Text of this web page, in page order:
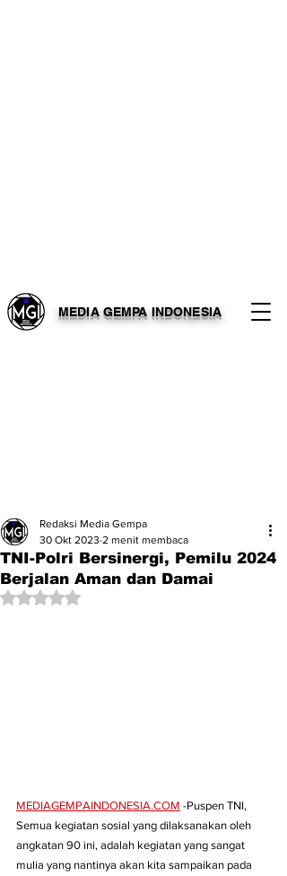
MEDIA GEMPA INDONESIA
TNI-Polri Bersinergi, Pemilu 2024
Berjalan Aman dan Damai
Redaksi Media Gempa
30 Okt 2023 2 menit membaca
Dinilai NaN dari 5 bintang.
MEDIAGEMPAINDONESIA.COM -Puspen TNI,
Semua kegiatan sosial yang dilaksanakan oleh
angkatan 90 ini, adalah kegiatan yang sangat
mulia yang nantinya akan kita sampaikan pada